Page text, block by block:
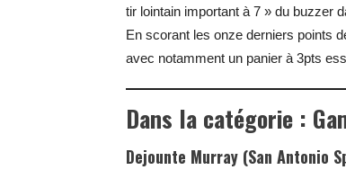
tir lointain important à 7 » du buzzer
En scorant les onze derniers points
avec notamment un panier à 3pts
Dans la catégorie :
Dejounte Murray (San Antonio